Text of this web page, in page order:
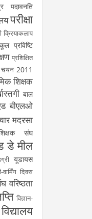
पदावनति
परीक्षा
क्रियाकलाप
प्रविष्टि
प्रशिक्षित
चयन 2011
शिक्षक
बाल
बीएलओ
मदरसा
संघ
डे मील
यूडायस
वार्मिंग दिवस
वरिष्ठता
विज्ञान-
विद्यालय